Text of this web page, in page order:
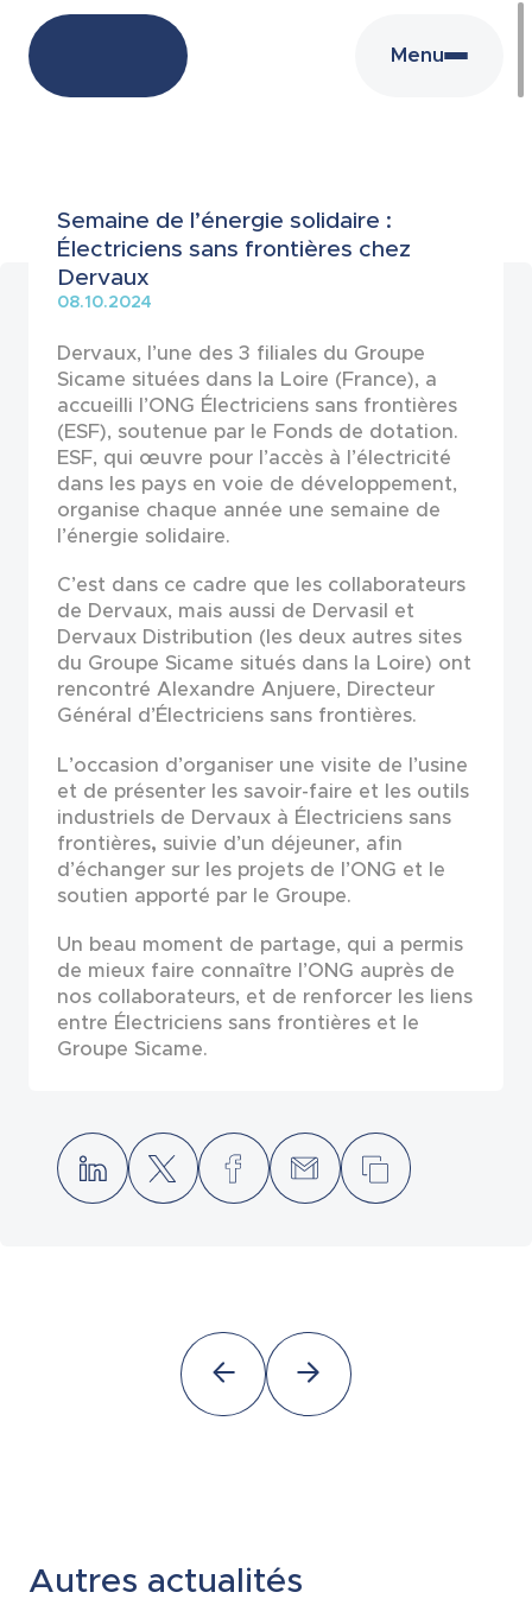
Menu
Actualités
Semaine de l’énergie solidaire :
Électriciens sans frontières chez
Dervaux
08.10.2024
Dervaux, l’une des 3 filiales du Groupe
Sicame situées dans la Loire (France), a
accueilli l’ONG Électriciens sans frontières
(ESF), soutenue par le Fonds de dotation.
ESF, qui œuvre pour l’accès à l’électricité
dans les pays en voie de développement,
organise chaque année une semaine de
l’énergie solidaire.
C’est dans ce cadre que les collaborateurs
de Dervaux, mais aussi de Dervasil et
Dervaux Distribution (les deux autres sites
du Groupe Sicame situés dans la Loire) ont
rencontré Alexandre Anjuere, Directeur
Général d’Électriciens sans frontières.
L’occasion d’organiser une visite de l’usine
et de présenter les savoir-faire et les outils
industriels de Dervaux à Électriciens sans
frontières, suivie d’un déjeuner, afin
d’échanger sur les projets de l’ONG et le
soutien apporté par le Groupe.
Un beau moment de partage, qui a permis
de mieux faire connaître l’ONG auprès de
nos collaborateurs, et de renforcer les liens
entre Électriciens sans frontières et le
Groupe Sicame.
Autres actualités